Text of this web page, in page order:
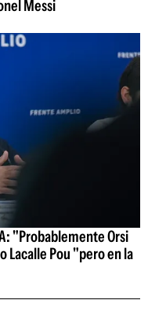
Messi
"Probablemente Orsi
Lacalle Pou "pero en la